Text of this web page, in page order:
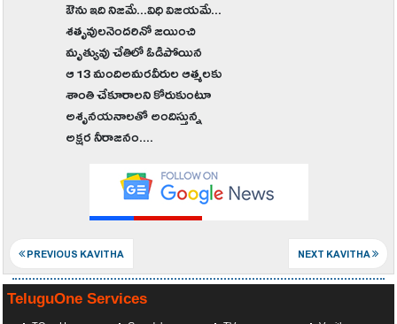
ఔను ఇది నిజమే...విధి విజయమే...
శతృవులనెందరినో జయించి
మృత్యువు చేతిలో ఓడిపోయిన
ఆ 13 మందిఅమరవీరుల ఆత్మలకు
శాంతి చేకూరాలని కోరుకుంటూ
అశృనయనాలతో అందిస్తున్న
అక్షర నీరాజనం....
PREVIOUS KAVITHA NEXT KAVITHA
TeluguOne Services